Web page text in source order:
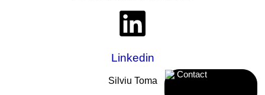
Contact
Linkedin
Silviu Toma